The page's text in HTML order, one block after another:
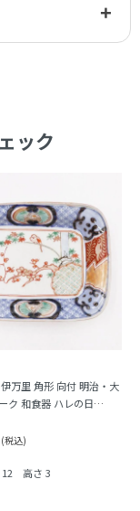
+
ック
万里 角形 向付 明治・大
ク 和食器 ハレの日
(税込)
高さ 3